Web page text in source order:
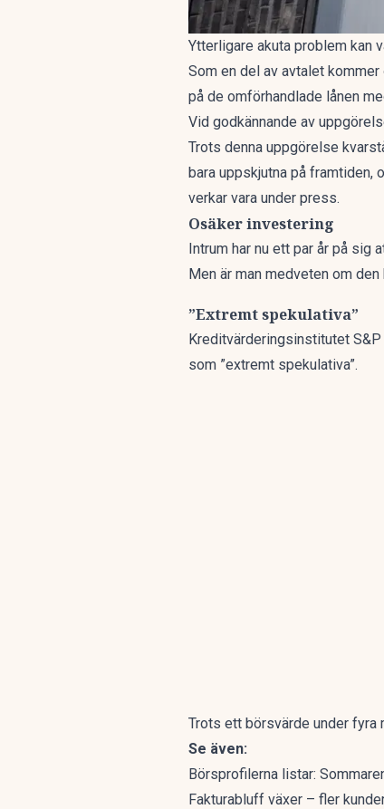
Ytterligare akuta problem kan
Som en del av avtalet
på de omförhandlade lånen
Vid godkännande av
Trots denna uppgörelse
bara uppskjutna på framtiden,
verkar vara under press.
Osäker investering
Intrum har nu ett par år på sig
Men är man medveten om
”Extremt spekulativa”
Kreditvärderingsinstitutet
som ”extremt spekulativa”.
Trots ett börsvärde under fyra
Se även:
Börsprofilerna listar:
Fakturabluff växer – fler